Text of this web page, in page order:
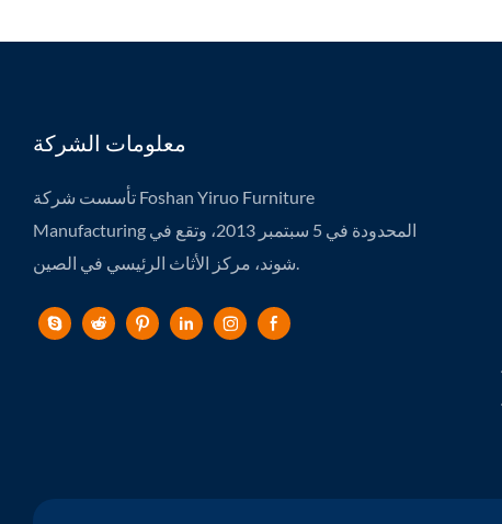
معلومات الشركة
تأسست شركة Foshan Yiruo Furniture
Manufacturing المحدودة في 5 سبتمبر 2013، وتقع في
شوند، مركز الأثاث الرئيسي في الصين.